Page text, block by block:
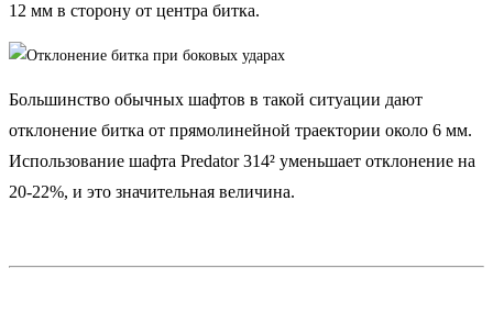
12 мм в сторону от центра битка.
Большинство обычных шафтов в такой ситуации дают
отклонение битка от прямолинейной траектории около 6 мм.
Использование шафта Predator 314² уменьшает отклонение на
20-22%, и это значительная величина.